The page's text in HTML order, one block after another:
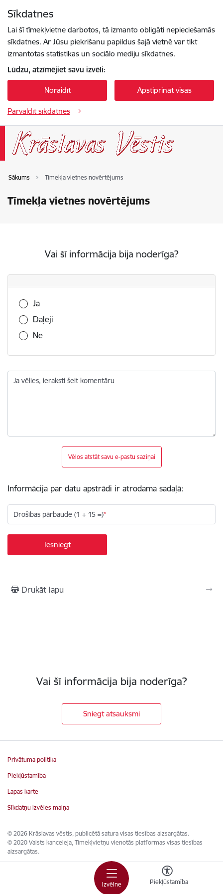
Sīkdatnes
Lai šī tīmekļvietne darbotos, tā izmanto obligāti nepieciešamās
sīkdatnes. Ar Jūsu piekrišanu papildus šajā vietnē var tikt
izmantotas statistikas un sociālo mediju sīkdatnes.
Lūdzu, atzīmējiet savu izvēli:
Noraidīt Apstiprināt visas
Pārvaldīt sīkdatnes
Izvēlne Piekļūstamība
Sākums Tīmekļa vietnes novērtējums
Tīmekļa vietnes novērtējums
Vai šī informācija bija noderīga?
Vai šī informācija bija noderīga?
Jā
Daļēji
Nē
Ja vēlies, ieraksti šeit komentāru
Vēlos atstāt savu e-pastu saziņai
Informācija par datu apstrādi ir atrodama sadaļā:
Drošības pārbaude (1 + 15 =)
Drukāt lapu
Vai šī informācija bija noderīga?
Sniegt atsauksmi
© 2026 Krāslavas vēstis, publicētā satura visas tiesības aizsargātas.
© 2020 Valsts kanceleja, Tīmekļvietņu vienotās platformas visas tiesības
aizsargātas.
Privātuma politika
Piekļūstamība
Lapas karte
Sīkdatņu izvēles maiņa